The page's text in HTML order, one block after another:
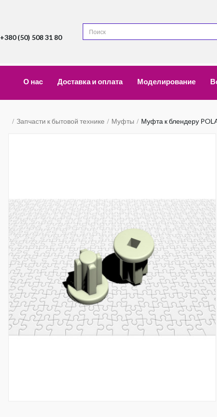
+380 (50) 508 31 80
О нас Доставка и оплата Моделирование
Запчасти к бытовой технике Муфты Муфта к блендеру